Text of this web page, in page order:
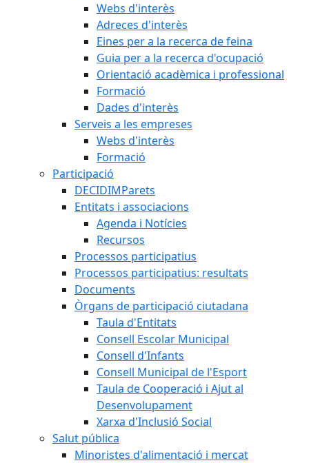
Webs d'interès
Adreces d'interès
Eines per a la recerca de feina
Guia per a la recerca d'ocupació
Orientació acadèmica i professional
Formació
Dades d'interès
Serveis a les empreses
Webs d'interès
Formació
Participació
DECIDIMParets
Entitats i associacions
Agenda i Notícies
Recursos
Processos participatius
Processos participatius: resultats
Documents
Òrgans de participació ciutadana
Taula d'Entitats
Consell Escolar Municipal
Consell d'Infants
Consell Municipal de l'Esport
Taula de Cooperació i Ajut al
Desenvolupament
Xarxa d'Inclusió Social
Salut pública
Minoristes d'alimentació i mercat